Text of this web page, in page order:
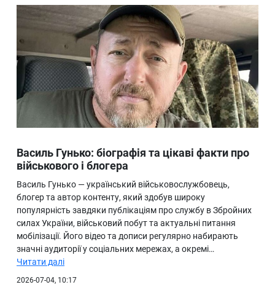
Василь Гунько: біографія та цікаві факти про
військового і блогера
Василь Гунько — український військовослужбовець,
блогер та автор контенту, який здобув широку
популярність завдяки публікаціям про службу в Збройних
силах України, військовий побут та актуальні питання
мобілізації. Його відео та дописи регулярно набирають
значні аудиторії у соціальних мережах, а окремі…
Читати далі
2026-07-04, 10:17